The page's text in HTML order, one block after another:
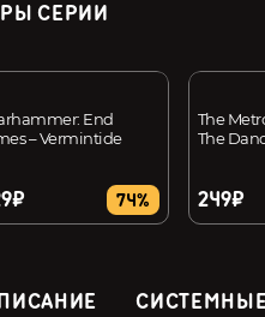
СЕРИИ
End
– Vermintide
74%
The
The
249₽